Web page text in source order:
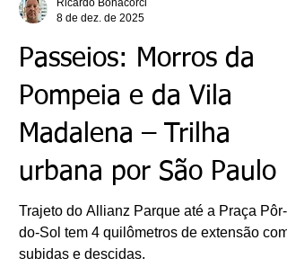
Ricardo Bonacorci
8 de dez. de 2025
Passeios: Morros da
Pompeia e da Vila
Madalena – Trilha
urbana por São Paulo
Trajeto do Allianz Parque até a Praça Pôr-